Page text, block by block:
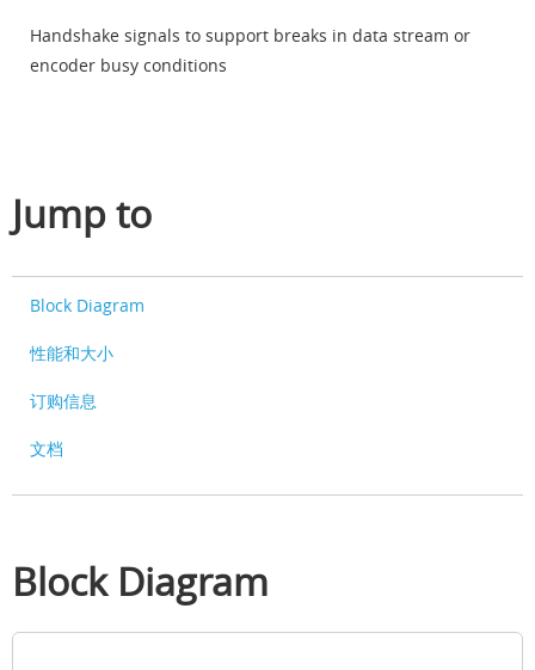
Handshake signals to support breaks in data stream or
encoder busy conditions
Jump to
Block Diagram
性能和大小
订购信息
文档
Block Diagram